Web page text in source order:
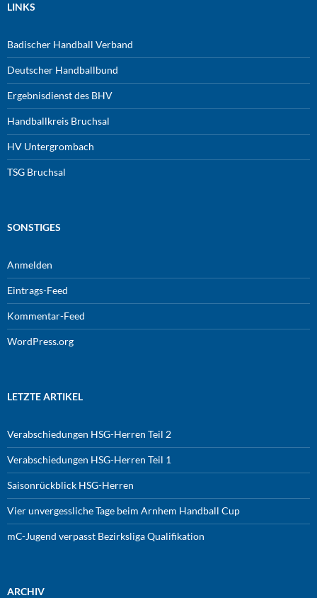
LINKS
Badischer Handball Verband
Deutscher Handballbund
Ergebnisdienst des BHV
Handballkreis Bruchsal
HV Untergrombach
TSG Bruchsal
SONSTIGES
Anmelden
Eintrags-Feed
Kommentar-Feed
WordPress.org
LETZTE ARTIKEL
Verabschiedungen HSG-Herren Teil 2
Verabschiedungen HSG-Herren Teil 1
Saisonrückblick HSG-Herren
Vier unvergessliche Tage beim Arnhem Handball Cup
mC-Jugend verpasst Bezirksliga Qualifikation
ARCHIV